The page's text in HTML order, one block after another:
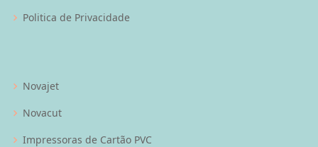
Politica de Privacidade
Novajet
Novacut
Impressoras de Cartão PVC